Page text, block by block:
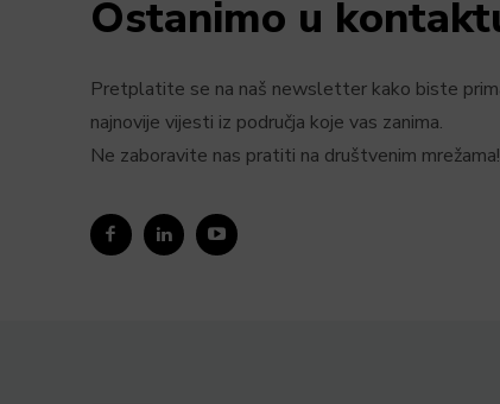
Ostanimo u
Pretplatite se na naš newsletter kako biste
najnovije vijesti iz područja koje vas zanima.
Ne zaboravite nas pratiti na društvenim mrežama!